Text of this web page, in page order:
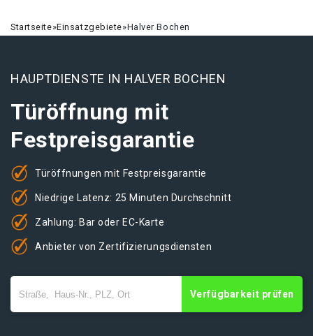
Startseite»Einsatzgebiete»Halver Bochen
HAUPTDIENSTE IN HALVER BOCHEN
Türöffnung mit
Festpreisgarantie
Türöffnungen mit Festpreisgarantie
Niedrige Latenz: 25 Minuten Durchschnitt
Zahlung: Bar oder EC-Karte
Anbieter von Zertifizierungsdiensten
Verfügbarkeit prüfen